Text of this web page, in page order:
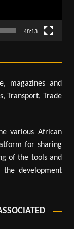
48:13
magazines and
Transport, Trade
various African
for sharing
of the tools and
development